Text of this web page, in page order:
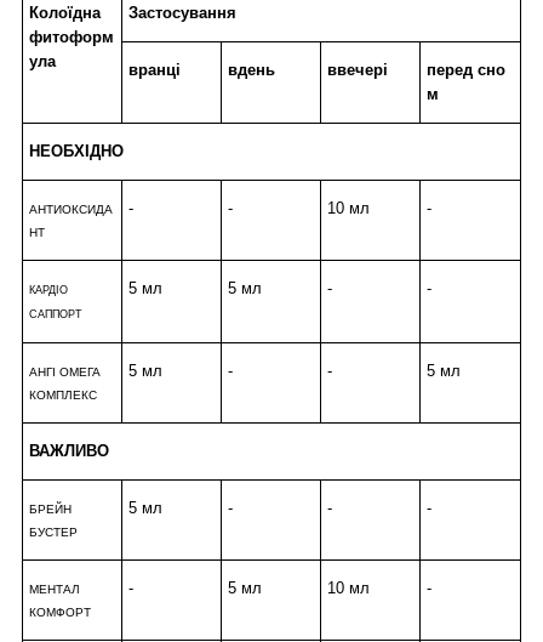
Колоїдна
фитоформ
ула
Застосування
вранці вдень ввечері перед сно
м
НЕОБХІДНО
АНТИОКСИДА
НТ
- - 10 мл -
КАРДІО
САППОРТ
5 мл 5 мл - -
АНГІ ОМЕГА
КОМПЛЕКС
5 мл - - 5 мл
ВАЖЛИВО
БРЕЙН
БУСТЕР
5 мл - - -
МЕНТАЛ
КОМФОРТ
- 5 мл 10 мл -